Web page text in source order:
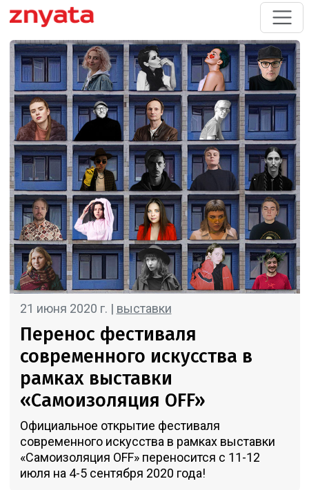
21 июня 2020 г. | выставки
Перенос фестиваля
современного искусства в
рамках выставки
«Самоизоляция OFF»
Официальное открытие фестиваля
современного искусства в рамках выставки
«Самоизоляция OFF» переносится с 11-12
июля на 4-5 сентября 2020 года!